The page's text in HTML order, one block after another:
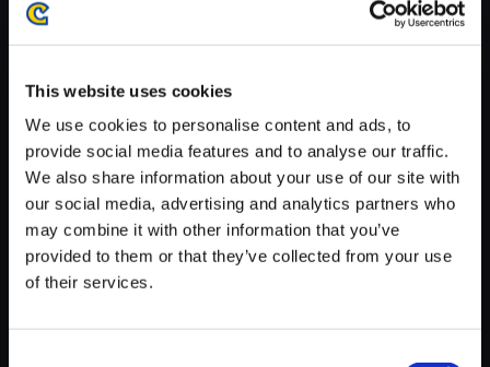
This website uses cookies
We use cookies to personalise content and ads, to
provide social media features and to analyse our traffic.
We also share information about your use of our site with
our social media, advertising and analytics partners who
may combine it with other information that you’ve
provided to them or that they’ve collected from your use
of their services.
が安定しているWifi環境でお試しください。
【単曲】BIOHAZARD 6 Best Tr
ack Collection Floating Nightm
are
150円